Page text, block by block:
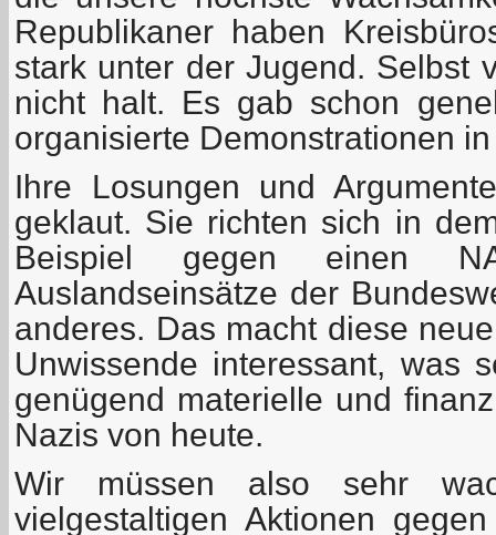
Republikaner haben
stark unter der Jugend. Selbst
nicht halt. Es gab schon
organisierte Demonstrationen
Ihre Losungen und
geklaut. Sie richten sich in
Beispiel gegen einen
Auslandseinsätze der
anderes. Das macht diese
Unwissende interessant, was
genügend materielle und
Nazis von heute.
Wir müssen also sehr
vielgestaltigen Aktionen